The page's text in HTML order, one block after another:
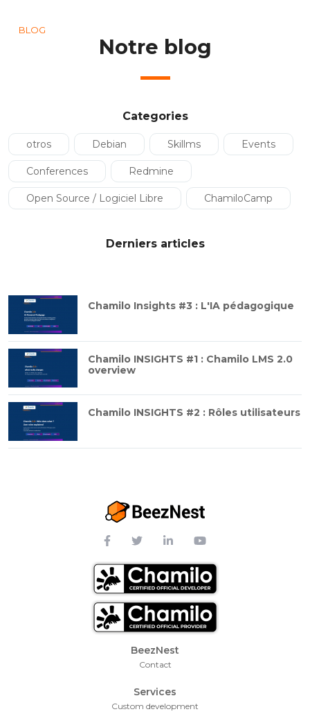
BLOG
Notre blog
Categories
otros Debian Skillms Events
Conferences Redmine
Open Source / Logiciel Libre ChamiloCamp
Derniers articles
Chamilo Insights #3 : L'IA pédagogique
Chamilo INSIGHTS #1 : Chamilo LMS 2.0
overview
Chamilo INSIGHTS #2 : Rôles utilisateurs
Footer Menu
BeezNest
Contact
Services
Custom development